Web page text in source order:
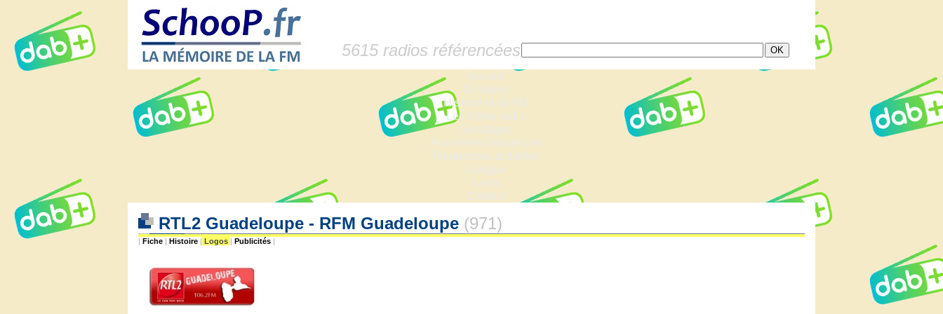
5615 radios référencées
Accueil
Dossiers
Histoire de la FM
Les fiches radio
Sondages
Anciennes fréquences
Fréquences actuelles
Lexique
Liens
Contact
RTL2 Guadeloupe - RFM Guadeloupe (971)
| Fiche | Histoire | Logos | Publicités |